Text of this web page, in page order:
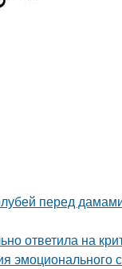
перед
ответила на